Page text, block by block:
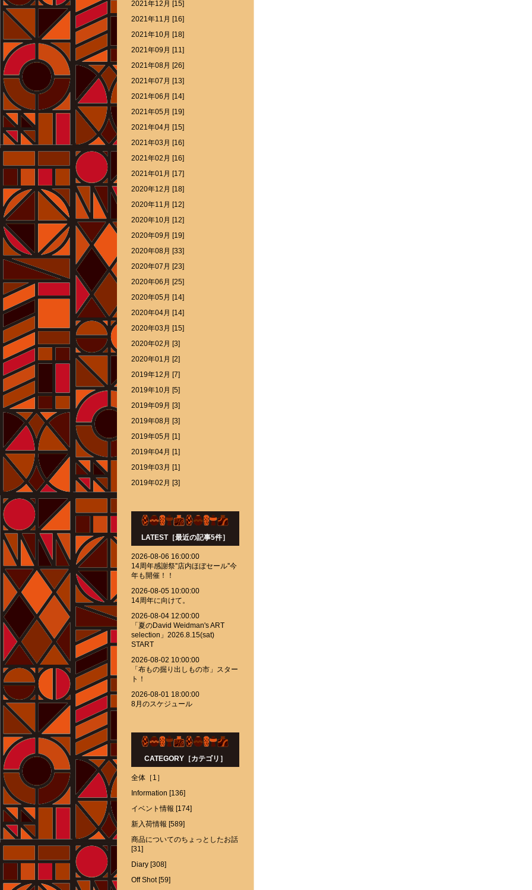
2021年12月 [15]
2021年11月 [16]
2021年10月 [18]
2021年09月 [11]
2021年08月 [26]
2021年07月 [13]
2021年06月 [14]
2021年05月 [19]
2021年04月 [15]
2021年03月 [16]
2021年02月 [16]
2021年01月 [17]
2020年12月 [18]
2020年11月 [12]
2020年10月 [12]
2020年09月 [19]
2020年08月 [33]
2020年07月 [23]
2020年06月 [25]
2020年05月 [14]
2020年04月 [14]
2020年03月 [15]
2020年02月 [3]
2020年01月 [2]
2019年12月 [7]
2019年10月 [5]
2019年09月 [3]
2019年08月 [3]
2019年05月 [1]
2019年04月 [1]
2019年03月 [1]
2019年02月 [3]
LATEST［最近の記事5件］
2026-08-06 16:00:00
14周年感謝祭''店内ほぼセール''今
年も開催！！
2026-08-05 10:00:00
14周年に向けて。
2026-08-04 12:00:00
「夏のDavid Weidman's ART
selection」2026.8.15(sat)
START
2026-08-02 10:00:00
「布もの掘り出しもの市」スター
ト！
2026-08-01 18:00:00
8月のスケジュール
CATEGORY［カテゴリ］
全体［1］
Information [136]
イベント情報 [174]
新入荷情報 [589]
商品についてのちょっとしたお話
[31]
Diary [308]
Off Shot [59]